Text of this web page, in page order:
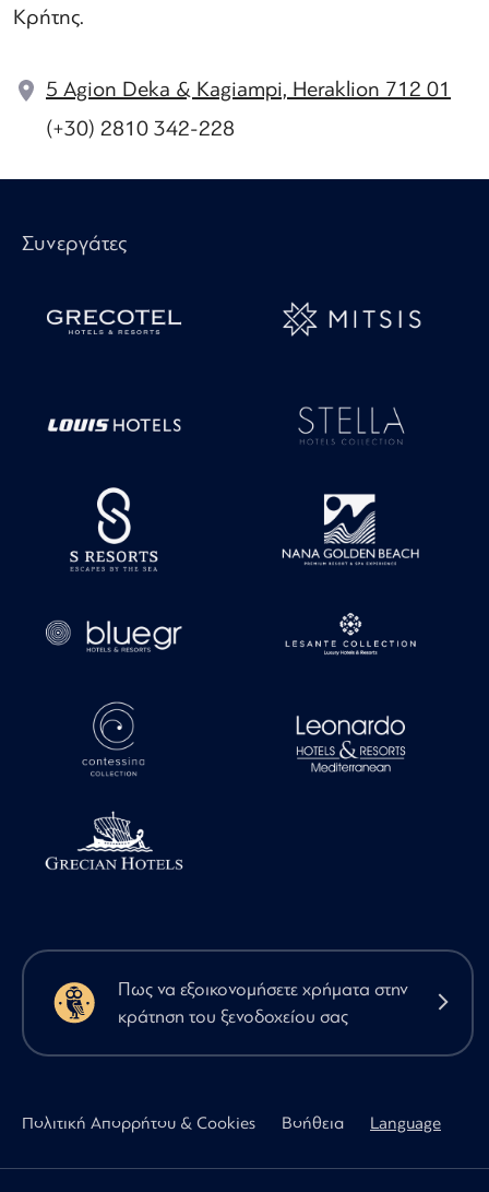
Κρήτης.
5 Agion Deka & Kagiampi, Heraklion 712 01
(+30) 2810 342-228
Συνεργάτες
Πως να εξοικονομήσετε χρήματα στην
κράτηση του ξενοδοχείου σας
Πολιτική Απορρήτου & Cookies Βοήθεια Language